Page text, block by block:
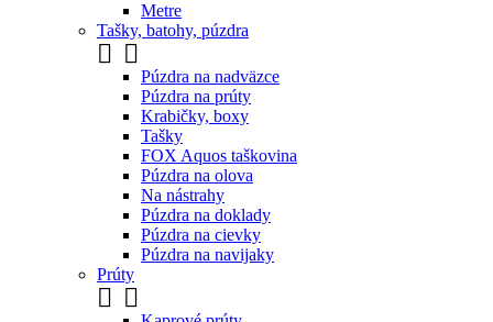
Metre
Tašky, batohy, púzdra
 
Púzdra na nadväzce
Púzdra na prúty
Krabičky, boxy
Tašky
FOX Aquos taškovina
Púzdra na olova
Na nástrahy
Púzdra na doklady
Púzdra na cievky
Púzdra na navijaky
Prúty
 